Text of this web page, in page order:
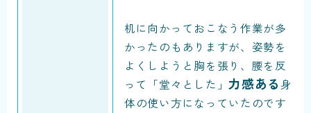
机に向かっておこなう作業が多
かったのもありますが、姿勢を
よくしようと胸を張り、腰を反
って「堂々とした」力感ある身
体の使い方になっていたのです